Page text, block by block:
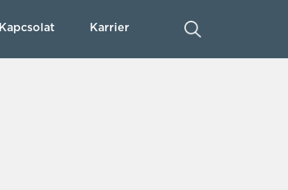
Kapcsolat Karrier